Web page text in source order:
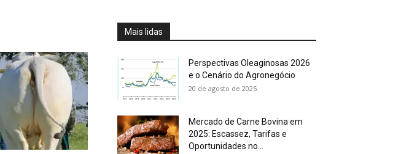
Mais lidas
Perspectivas Oleaginosas 2026
e o Cenário do Agronegócio
20 de agosto de 2025
Mercado de Carne Bovina em
2025: Escassez, Tarifas e
Oportunidades no...